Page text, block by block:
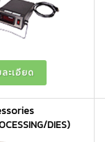
ะเอียด
DIES)